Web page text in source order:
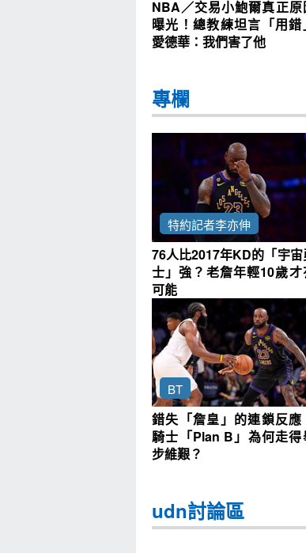
NBA／交易小鮑爾真正原
曝光！總教練坦言「用錯
愛德華：我們害了他
專欄
特約記者李亦伸
76人比2017年KD的「宇宙
士」強？老詹年輕10歲才
可能
BT
錯失「詹皇」的連鎖反應
騎士「Plan B」為何走得
步維艱？
udn討論區